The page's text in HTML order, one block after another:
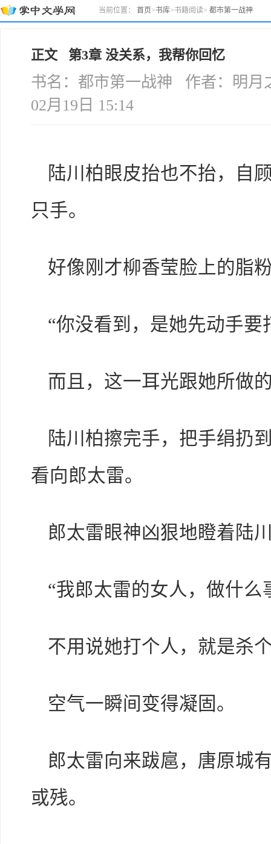
当前位置： 首页>书库>书籍阅读> 都市第一战神
正文 第3章 没关系，我帮你回忆
书名：都市第一战神 作者：明月
02月19日 15:14
陆川柏眼皮抬也不抬，自
只手。
好像刚才柳香莹脸上的脂
“你没看到，是她先动手要
而且，这一耳光跟她所做
陆川柏擦完手，把手绢扔
看向郎太雷。
郎太雷眼神凶狠地瞪着陆
“我郎太雷的女人，做什
不用说她打个人，就是杀
空气一瞬间变得凝固。
郎太雷向来跋扈，唐原城
或残。